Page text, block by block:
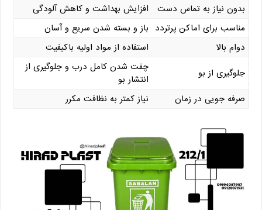
بدون نیاز به تماس دست
افزایش بهداشت و کاهش آلودگی
مناسب برای اماکن پرتردد باز و بسته شدن سریع و آسان
دوام بالا
استفاده از مواد اولیه باکیفیت
جلوگیری از بو
چفت شدن کامل درب و جلوگیری از
انتشار بو
صرفه‌ جویی در زمان
نیاز کمتر به نظافت مکرر